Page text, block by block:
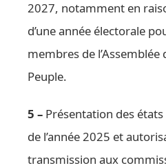
2027, notamment en
d’une année électorale
membres de
Peuple.
5 – Présentation des
de l’année 2025 et
transmission aux